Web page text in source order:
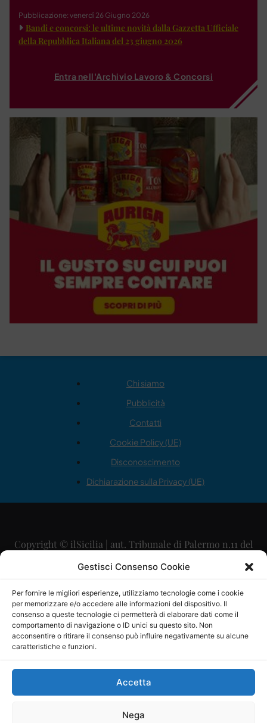
Gestisci Consenso Cookie
Per fornire le migliori esperienze, utilizziamo tecnologie come i cookie
per memorizzare e/o accedere alle informazioni del dispositivo. Il
consenso a queste tecnologie ci permetterà di elaborare dati come il
comportamento di navigazione o ID unici su questo sito. Non
acconsentire o ritirare il consenso può influire negativamente su alcune
caratteristiche e funzioni.
Accetta
Nega
Pubblicazione: venerdì 26 Giugno 2026
Bandi e concorsi: le ultime novità dalla Gazzetta Ufficiale
della Repubblica Italiana del 23 giugno 2026
Entra nell'Archivio Lavoro & Concorsi
Chi siamo
Pubblicità
Contatti
Cookie Policy (UE)
Disconoscimento
Dichiarazione sulla Privacy (UE)
Copyright © ilSicilia | aut. Tribunale di Palermo n.11 del
29/09/2015
Direttore Editoriale: Maurizio Scaglione
Direttore Responsabile: Maria Calabrese
P.IVA: 06334930820
Mercurio Comunicazione Società Cooperativa a r.l. è
iscritta al Registro degli Operatori di Comunicazione al